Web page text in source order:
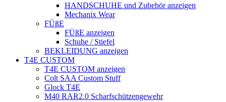
HANDSCHUHE und Zubehör anzeigen
Mechanix Wear
FÜßE
FÜßE anzeigen
Schuhe / Stiefel
BEKLEIDUNG anzeigen
T4E CUSTOM
T4E CUSTOM anzeigen
Colt SAA Custom Stuff
Glock T4E
M40 RAR2.0 Scharfschützengewehr